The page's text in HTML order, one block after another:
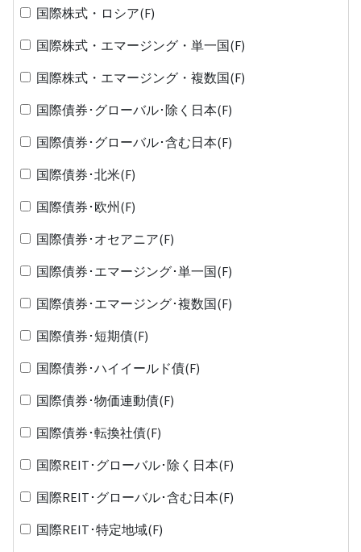
国際株式・ロシア(F)
国際株式・エマージング・単一国(F)
国際株式・エマージング・複数国(F)
国際債券･グローバル･除く日本(F)
国際債券･グローバル･含む日本(F)
国際債券･北米(F)
国際債券･欧州(F)
国際債券･オセアニア(F)
国際債券･エマージング･単一国(F)
国際債券･エマージング･複数国(F)
国際債券･短期債(F)
国際債券･ハイイールド債(F)
国際債券･物価連動債(F)
国際債券･転換社債(F)
国際REIT･グローバル･除く日本(F)
国際REIT･グローバル･含む日本(F)
国際REIT･特定地域(F)